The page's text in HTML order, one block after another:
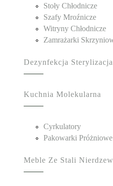
Stoły Chłodnicze
Szafy Mroźnicze
Witryny Chłodnicze
Zamrażarki
Dezynfekcja Sterylizacja
Kuchnia Molekularna
Cyrkulatory
Pakowarki Próżniowe
Meble Ze Stali